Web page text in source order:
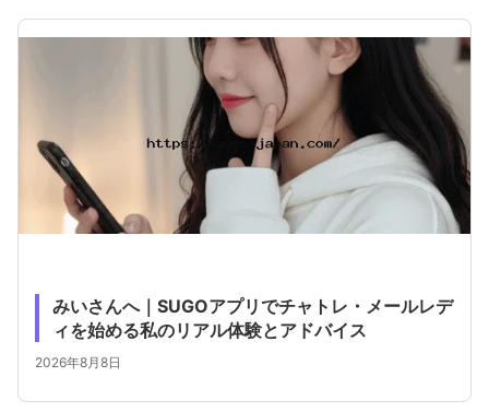
みいさんへ｜SUGOアプリでチャトレ・メールレデ
ィを始める私のリアル体験とアドバイス
2026年8月8日